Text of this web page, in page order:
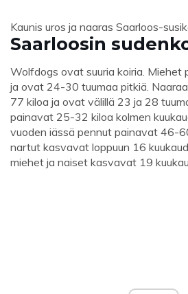
Kaunis uros ja naaras Saarloos-
Saarloosin
Wolfdogs ovat suuria koiria.
ja ovat 24-30 tuumaa pitkiä.
77 kiloa ja ovat välillä 23 ja 28
painavat 25-32 kiloa kolmen
vuoden iässä pennut painavat 46-
nartut kasvavat loppuun 16
miehet ja naiset kasvavat 19